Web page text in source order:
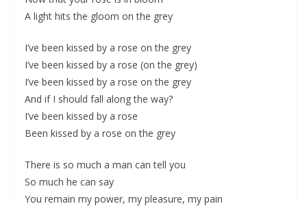
A light hits the gloom on the grey
I’ve been kissed by a rose on the grey
I’ve been kissed by a rose (on the grey)
I’ve been kissed by a rose on the grey
And if I should fall along the way?
I’ve been kissed by a rose
Been kissed by a rose on the grey
There is so much a man can tell you
So much he can say
You remain my power, my pleasure, my pain